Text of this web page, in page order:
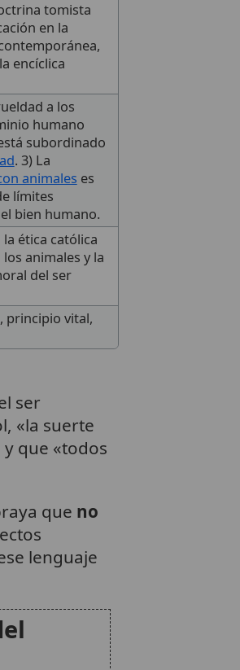
tomista
en la
encíclica
a los
humano
subordinado
. 3) La
animales es
límites
bien humano.
ética católica
animales y la
del ser
principio vital,
ser
«la suerte
que «todos
que no
lenguaje